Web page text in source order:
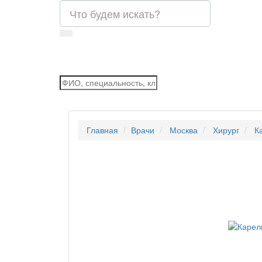
Главная
Врачи Москва Хирург